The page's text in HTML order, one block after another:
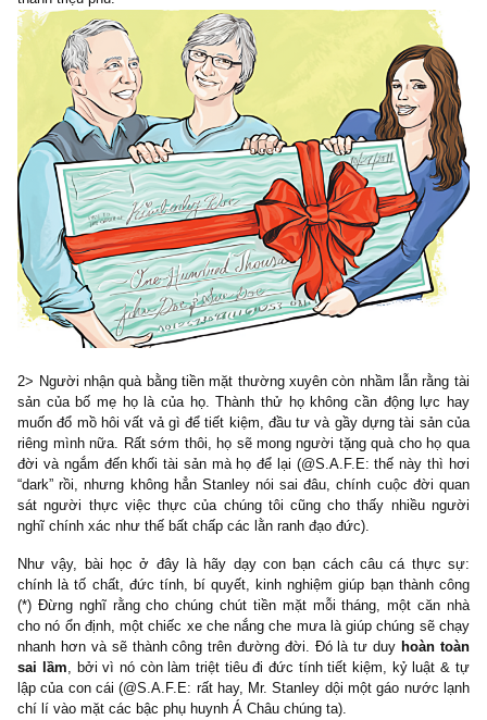
‘Nhiều năm trước, sau khi làm việc hơn một thập kỷ với một đối
và kiếm cho họ lợi nhuận nhiều chục triệu USD. Họ đã vui vẻ
một món quà bất ngờ: đó là chiếc Rolls Royce custom-made,
biệt, nội thất đặc biệt, v.v Tôi đã từ chối họ ngay lập tức!
Tôi mà đi chiếc RR đó thì mọi lối sống của tôi sẽ thay đổi. Tôi
cá rồi thẩy cá ở phía sau xe như thế nào đây? (@S.A.F.E:
tanh ương ở phía sau xe Rolls Royce quả là một suy nghĩ thú
lớn) Văn phòng của tôi ở nhà máy bụi bặm miền Trung Mỹ.
của tôi sẽ như lạc loài ở đó.’
Ở một khía cạnh khác, một chiếc xe xa xỉ như Rolls Royce
làm cho các đồng nghiệp, nhân viên của anh ta cảm thấy như
đang bị bóc lột, ngược đãi bởi một gã chủ nhà máy trịch thượng,
mẽ. Hơn nữa, làm thế nào để anh ta đi ăn những nhà hàng bình
Mr. Allan đã khôn ngoan nhận ra rằng những thứ trưng bày địa vị
xa xỉ, giả tạo quả thật làmột gánh nặng (*).Cuộc sống chúng ta
thứ gánh nặng rồi. Tại sao lại còn cộng thêm vào những thứ
vớ vẩn?”
VI. Điểm chung 4, 5, 6:Họ không hề được nhận
chu cấp nào khi đã trưởng thành (economic
outpatient care).
Văn hóa gia đình của họ chú trọng đức tính độc
trí tuệ